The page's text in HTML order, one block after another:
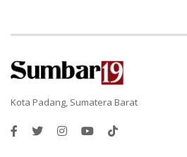
Kota Padang, Sumatera Barat